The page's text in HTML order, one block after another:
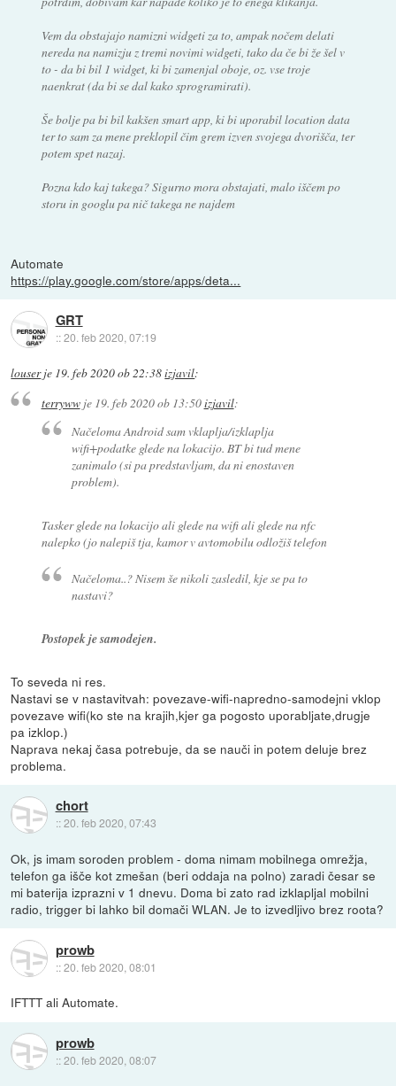
Vem da obstajajo namizni widgeti za to, ampak nočem delati
nereda na namizju z tremi novimi widgeti, tako da če bi že šel v
to - da bi bil 1 widget, ki bi zamenjal oboje, oz. vse troje
naenkrat (da bi se dal kako sprogramirati).
Še bolje pa bi bil kakšen smart app, ki bi uporabil location data
ter to sam za mene preklopil čim grem izven svojega dvorišča, ter
potem spet nazaj.
Pozna kdo kaj takega? Sigurno mora obstajati, malo iščem po
storu in googlu pa nič takega ne najdem
Automate
https://play.google.com/store/apps/deta...
GRT
::20. feb 2020, 07:19
louserje 19. feb 2020 ob 22:38izjavil:
terrywwje 19. feb 2020 ob 13:50izjavil:
Načeloma Android sam vklaplja/izklaplja
wifi+podatke glede na lokacijo. BT bi tud mene
zanimalo (si pa predstavljam, da ni enostaven
problem).
Tasker glede na lokacijo ali glede na wifi ali glede na nfc
nalepko (jo nalepiš tja, kamor v avtomobilu odložiš telefon
Načeloma..? Nisem še nikoli zasledil, kje se pa to
nastavi?
Postopek je samodejen.
To seveda ni res.
Nastavi se v nastavitvah: povezave-wifi-napredno-samodejni vklop
povezave wifi(ko ste na krajih,kjer ga pogosto uporabljate,drugje
pa izklop.)
Naprava nekaj časa potrebuje, da se nauči in potem deluje brez
problema.
chort
::20. feb 2020, 07:43
Ok, js imam soroden problem - doma nimam mobilnega omrežja,
telefon ga išče kot zmešan (beri oddaja na polno) zaradi česar se
mi baterija izprazni v 1 dnevu. Doma bi zato rad izklapljal mobilni
radio, trigger bi lahko bil domači WLAN. Je to izvedljivo brez roota?
prowb
::20. feb 2020, 08:01
IFTTT ali Automate.
prowb
::20. feb 2020, 08:07